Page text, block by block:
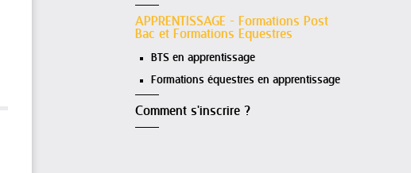
APPRENTISSAGE - Formations Post
Bac et Formations Equestres
BTS en apprentissage
Formations équestres en apprentissage
Comment s'inscrire ?